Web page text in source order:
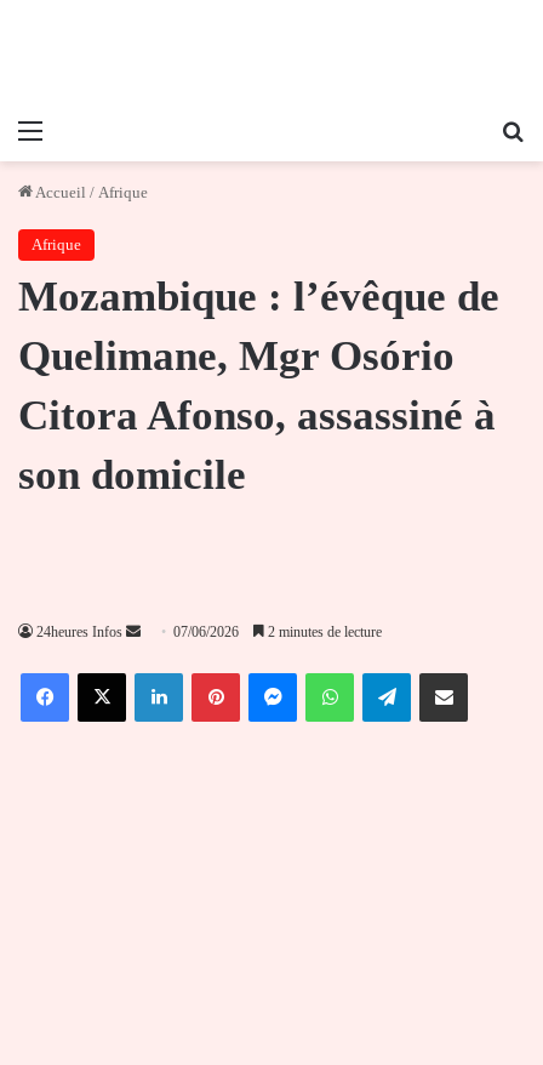
Menu
Accueil / Afrique
Afrique
Mozambique : l’évêque de
Quelimane, Mgr Osório
Citora Afonso, assassiné à
son domicile
24heures Infos
Envoyer
courriel
07/06/2026 2 minutes de lecture
FacebookX LinkedinPinterestMessengerWhatsAppTelegramPartager par email